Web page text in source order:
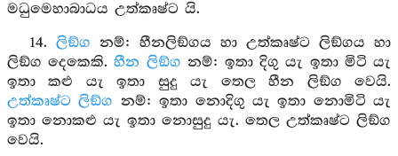
මධුමෙහාබාධය උත්කෘෂ්ට යි.
14. ලිඞ්ග නම්: හීනලිඞ්ගය හා උත්කෘෂ්ට ලිඞ්ගය හා
ලිඞ්ග දෙකෙකි.හීන ලිඞ්ග නම්: ඉතා දිගු යැ ඉතා මිටි යැ
ඉතා කළු යැ ඉතා සුදු යැ තෙල හීන ලිඞ්ග වෙයි.
උත්කෘෂ්ට ලිඞ්ග නම්: ඉතා නොදිගු යැ ඉතා නොමිටි යැ
ඉතා නොකළු යැ ඉතා නොසුදු යැ. තෙල උත්කෘෂ්ට ලිඞ්ග
වෙයි.